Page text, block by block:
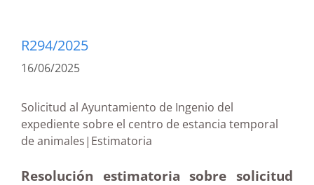
R294/2025
16/06/2025
Solicitud al Ayuntamiento de Ingenio del
expediente sobre el centro de estancia temporal
de animales|Estimatoria
Resolución estimatoria sobre solicitud